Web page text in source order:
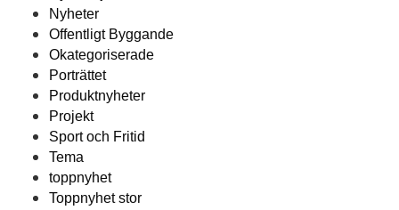
Nyheter
Offentligt Byggande
Okategoriserade
Porträttet
Produktnyheter
Projekt
Sport och Fritid
Tema
toppnyhet
Toppnyhet stor